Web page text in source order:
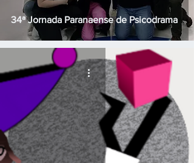
34ª Jornada Paranaense de Psicodrama